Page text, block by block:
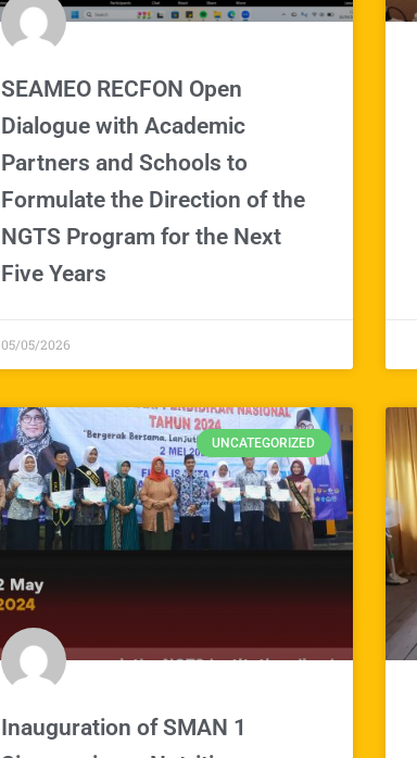
SEAMEO RECFON Open
Dialogue with Academic
Partners and Schools to
Formulate the Direction of the
NGTS Program for the Next
Five Years
05/05/2026
UNCATEGORIZED
Inauguration of SMAN 1